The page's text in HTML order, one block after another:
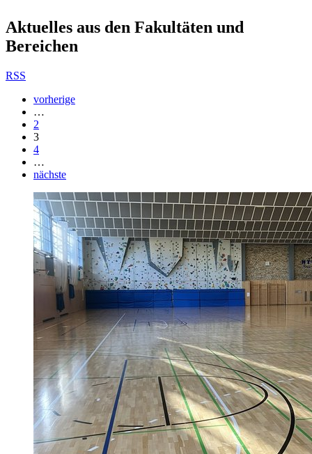
Aktuelles aus den Fakultäten und
Bereichen
RSS
vorherige
…
2
3
4
…
nächste